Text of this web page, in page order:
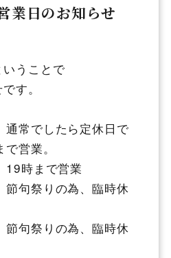
日のお知らせ
うことで
す。
常でしたら定休日で
営業。
時まで営業
句祭りの為、臨時休
句祭りの為、臨時休